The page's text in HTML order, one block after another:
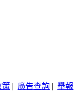
策 | 廣告查詢 | 舉報